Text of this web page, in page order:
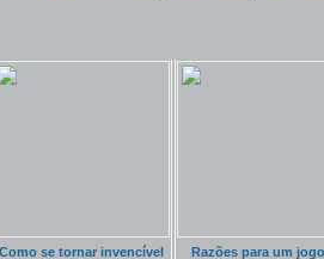
Como se tornar invencível
Razões para um